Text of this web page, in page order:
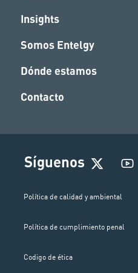
Insights
Somos Entelgy
Dónde estamos
Contacto
Síguenos
Política de calidad y ambiental
Política de cumplimiento penal
Codigo de ética